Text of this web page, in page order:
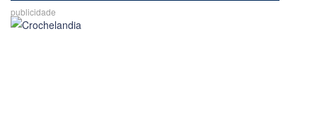
publicidade